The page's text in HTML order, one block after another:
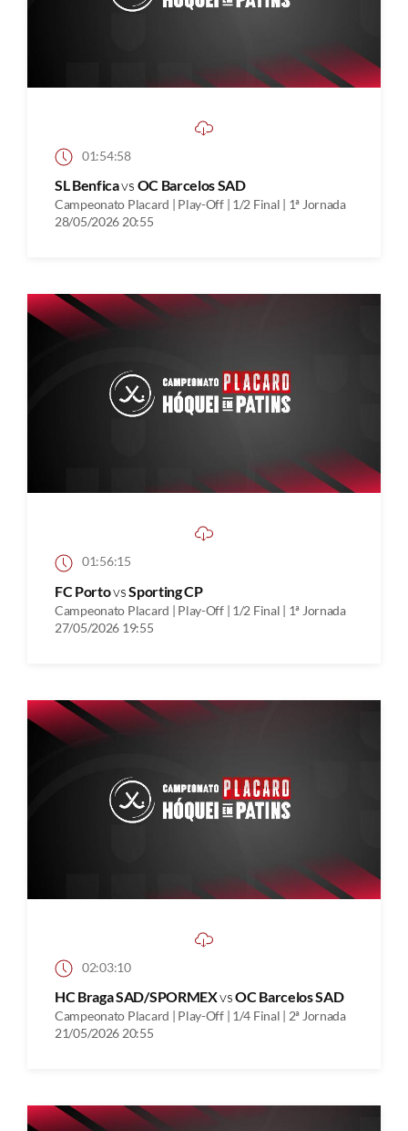
01:54:58
SL Benficavs OC Barcelos SAD
Campeonato Placard | Play-Off | 1/2 Final | 1ª Jornada
28/05/2026 20:55
01:56:15
FC PortovsSporting CP
Campeonato Placard | Play-Off | 1/2 Final | 1ª Jornada
27/05/2026 19:55
02:03:10
HC Braga SAD/SPORMEXvsOC Barcelos SAD
Campeonato Placard | Play-Off | 1/4 Final | 2ª Jornada
21/05/2026 20:55